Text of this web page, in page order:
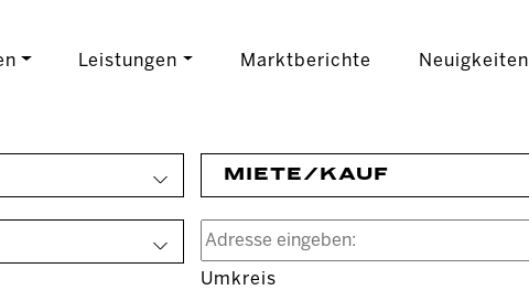
Leistungen Marktberichte Neuigkeiten
MIETE/KAUF
Umkreis